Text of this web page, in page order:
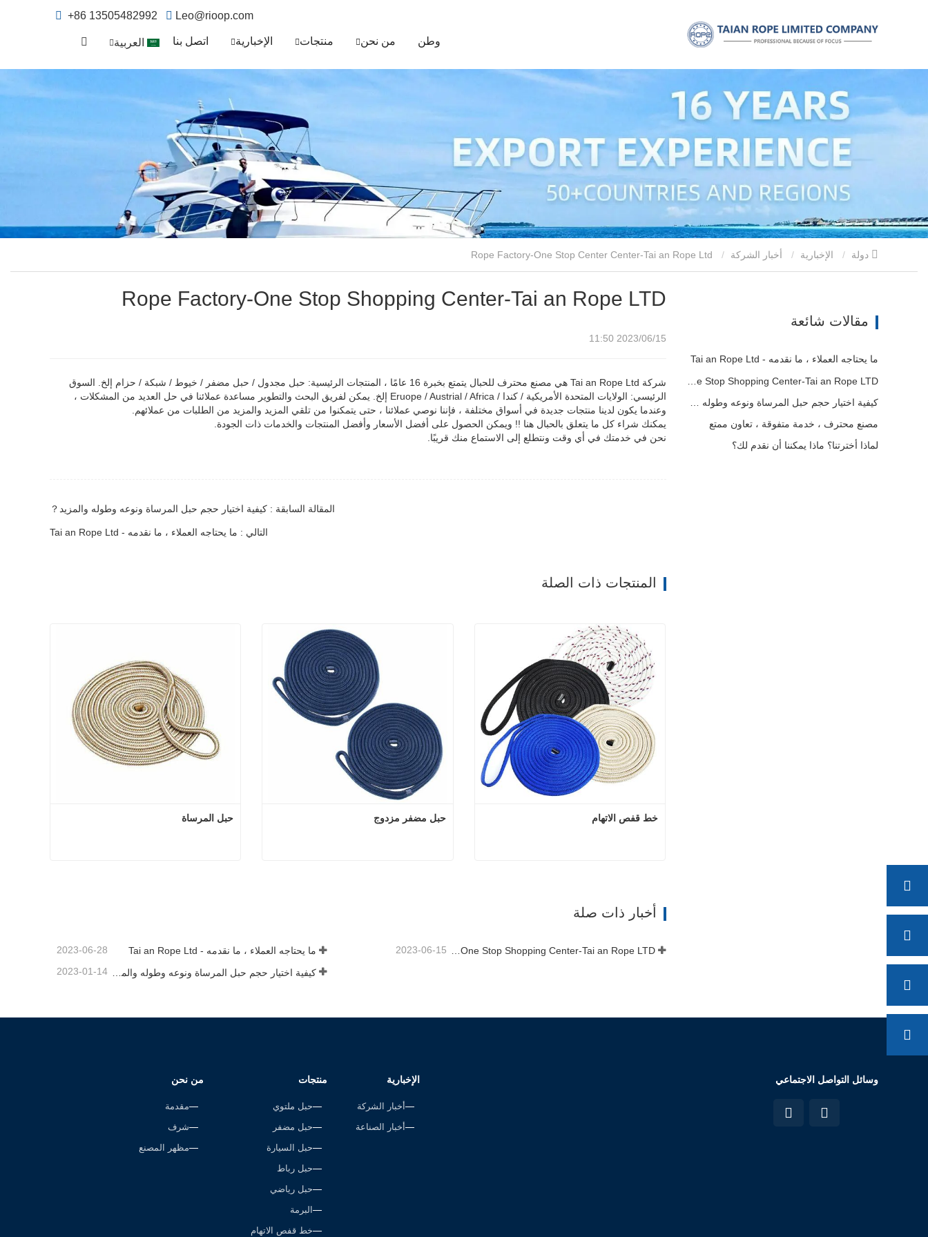
+86 13505482992 Leo@rioop.com
وطن من نحن منتجات الإخبارية اتصل بنا العربية
الإخبارية أخبار الشركة
Rope Factory-One Stop Shopping Center-Tai an Rope LTD
2023/06/15 11:50
شركة Tai an Rope Ltd هي مصنع محترف للحبال يتمتع بخبرة 16 عامًا ، المنتجات الرئيسية: حبل مجدول / حبل مضفر / خيوط / شبكة / حزام إلخ. السوق
الرئيسي: الولايات المتحدة الأمريكية / كندا / Eruope / Austrial / Africa إلخ. يمكن لفريق البحث والتطوير مساعدة عملائنا في حل العديد من المشكلات ،
وعندما يكون لدينا منتجات جديدة في أسواق مختلفة ، فإننا نوصي عملائنا ، حتى يتمكنوا من تلقي المزيد والمزيد من الطلبات من عملائهم.
يمكنك شراء كل ما يتعلق بالحبال هنا !! ويمكن الحصول على أفضل الأسعار وأفضل المنتجات والخدمات ذات الجودة.
نحن في خدمتك في أي وقت ونتطلع إلى الاستماع منك قريبًا.
المقالة السابقة : كيفية اختيار حجم حبل المرساة ونوعه وطوله والمزيد？
التالي : ما يحتاجه العملاء ، ما نقدمه - Tai an Rope Ltd
المنتجات ذات الصلة
حبل المرساة حبل مضفر مزدوج خط قفص الاتهام
أخبار ذات صلة
ما يحتاجه العملاء ، ما نقدمه - Tai an Rope Ltd 2023-06-28 Rope Factory-One Stop Shopping Center-Tai an Rope LTD
2023-06-15
2023-01-14
مقالات شائعة
ما يحتاجه العملاء ، ما نقدمه - Tai an Rope Ltd
مصنع محترف ، خدمة متفوقة ، تعاون ممتع
لماذا أخترتنا؟ ماذا يمكننا أن نقدم لك؟
من نحن
مقدمة
شرف
مظهر المصنع
منتجات
حبل ملتوي
حبل مضفر
حبل السيارة
حبل رباط
حبل رياضي
البرمة
خط قفص الاتهام
الإخبارية
أخبار الشركة
أخبار الصناعة
وسائل التواصل الاجتماعي